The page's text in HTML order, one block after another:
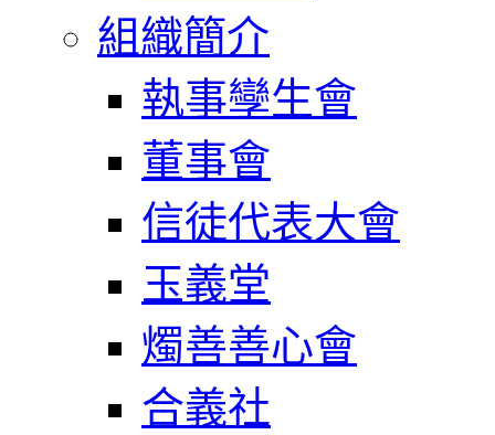
組織簡介
執事孿生會
董事會
信徒代表大會
玉義堂
燭善善心會
合義社